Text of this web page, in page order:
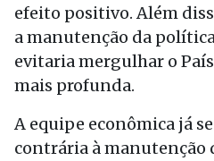
efeito positivo. Além
a manutenção da
evitaria mergulhar o
mais profunda.
A equipe econômica já
contrária à manutenção